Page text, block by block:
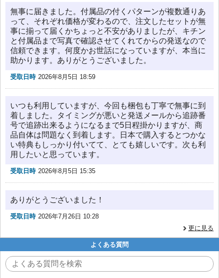
無事に届きました。付属品の付くパターンが複数通りあ
って、それぞれ価格が変わるので、注文したセットが無
事に揃って届くかちょっと不安がありましたが、キチン
と付属品まで写真で確認させてくれてからの発送なので
信頼できます。何度かお世話になっていますが、本当に
助かります。ありがとうございました。
受取日時 2026年8月5日 18:59
いつも利用していますが、今回も梱包も丁寧で無事に到
着しました。タイミングが悪いと発送メールから追跡番
号で追跡出来るようになるまで5日程掛かりますが、商
品自体は問題なく到着します。日本で購入するとつかな
い特典もしっかり付いてて、とても嬉しいです。次も利
用したいと思っています。
受取日時 2026年8月5日 15:35
ありがとうございました！
受取日時 2026年7月26日 10:28
更に見る
よくある質問